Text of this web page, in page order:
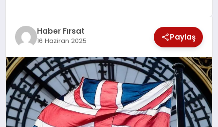
EKONOMİ
MAGAZİN
EĞİTİM
DÜNYA
Haber Fırsat
16 Haziran 2025 Paylaş